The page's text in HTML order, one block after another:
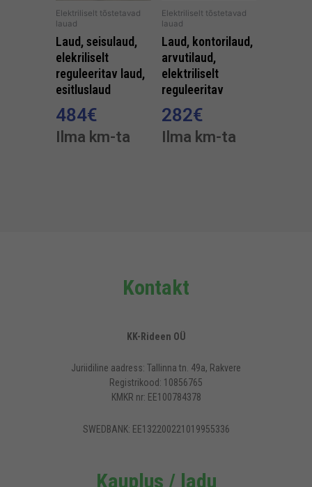
Elektriliselt tõstetavad
lauad
Laud, seisulaud,
elekriliselt
reguleeritav laud,
esitluslaud
484€
Ilma km-ta
Elektriliselt tõstetavad
lauad
Laud, kontorilaud,
arvutilaud,
elektriliselt
reguleeritav
282€
Ilma km-ta
Kontakt
KK-Rideen OÜ
Juriidiline aadress: Tallinna tn. 49a, Rakvere
Registrikood: 10856765
KMKR nr: EE100784378
SWEDBANK: EE132200221019955336
Kauplus / ladu